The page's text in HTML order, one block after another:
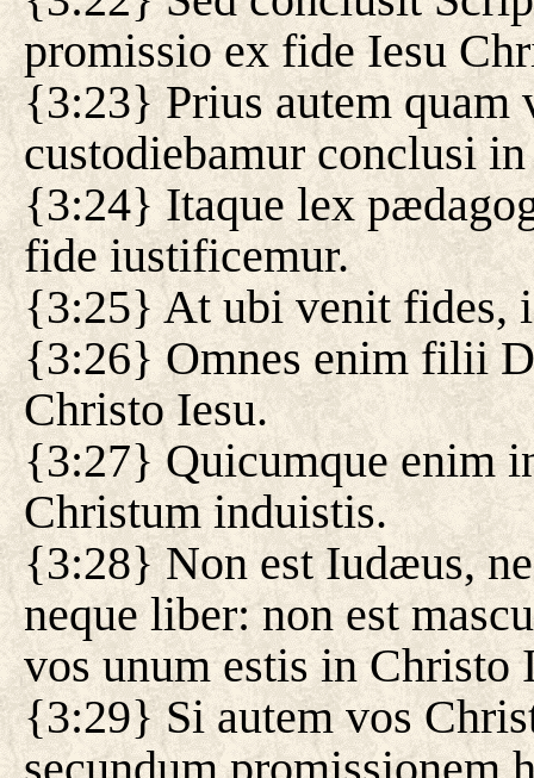
promissio ex fide Iesu
{3:23} Prius autem quam
custodiebamur conclusi
{3:24} Itaque lex
fide iustificemur.
{3:25} At ubi venit fides,
{3:26} Omnes enim filii
Christo Iesu.
{3:27} Quicumque enim
Christum induistis.
{3:28} Non est Iudæus,
neque liber: non est
vos unum estis in Christo
{3:29} Si autem vos